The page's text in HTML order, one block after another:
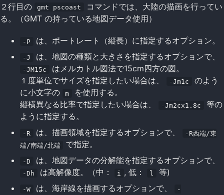
２行目の
gmt pscoast
コマンドでは、大陸の描画を行ってい
る。（GMT の持っている地図データ使用）
-P は、ポートレート（縦長）に指定するオプション。
-J は、地図の種類と大きさを指定するオプションで、
-JM15c
はメルカトル図法で15cm四方の図。
１度単位でサイズを指定したい場合は、
-Jm1c
のよう
に小文字の
m
を使用する。
縦横異なる比率で指定したい場合は、
-Jm2cx1.8c
等の
ように指定する。
-R は、描画領域を指定するオプションで、
-R西端/東
端/南端/北端
で指定。
-D は、地図データの分解能を指定するオプションで、
-Dh は高解像度。（中： i , 低： l 等)
-W は、海岸線を描画するオプションで、
-